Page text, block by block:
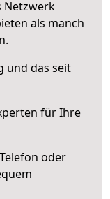
Netzwerk
als manch
und das seit
für Ihre
oder